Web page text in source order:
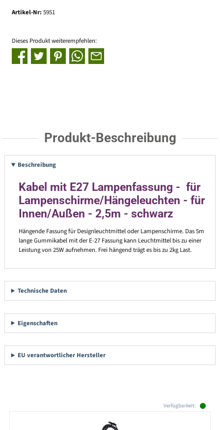
Artikel-Nr: 5951
Dieses Produkt weiterempfehlen:
Produkt-Beschreibung
Beschreibung
Kabel mit E27 Lampenfassung - für
Lampenschirme/Hängeleuchten - für
Innen/Außen - 2,5m - schwarz
Hängende Fassung für Designleuchtmittel oder Lampenschirme. Das 5m
lange Gummikabel mit der E-27 Fassung kann Leuchtmittel bis zu einer
Leistung von 25W aufnehmen. Frei hängend trägt es bis zu 2kg Last.
Technische Daten
Eigenschaften
EU verantwortlicher Hersteller
Verfügbarkeit: